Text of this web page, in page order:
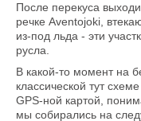
После перекуса
речке Aventojoki,
из-под льда - эти
русла.
В какой-то момент на
классической тут
GPS-ной картой,
мы собирались на